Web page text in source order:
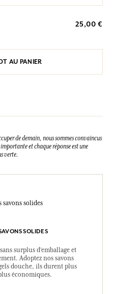
25,00 €
AU PANIER
de demain, nous sommes convaincus
et chaque réponse est une
verte.
SOLIDES
surplus d’emballage et
Adoptez nos savons
douche, ils durent plus
économiques.